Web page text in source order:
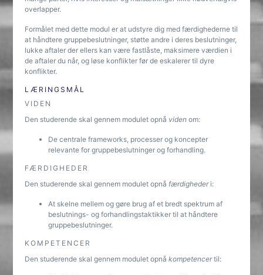
overlapper.
Formålet med dette modul er at udstyre dig med færdighederne til
at håndtere gruppebeslutninger, støtte andre i deres beslutninger,
lukke aftaler der ellers kan være fastlåste, maksimere værdien i
de aftaler du når, og løse konflikter før de eskalerer til dyre
konflikter.
LÆRINGSMÅL
VIDEN
Den studerende skal gennem modulet opnå viden om:
De centrale frameworks, processer og koncepter
relevante for gruppebeslutninger og forhandling.
FÆRDIGHEDER
Den studerende skal gennem modulet opnå færdighederi:
At skelne mellem og gøre brug af et bredt spektrum af
beslutnings- og forhandlingstaktikker til at håndtere
gruppebeslutninger.
KOMPETENCER
Den studerende skal gennem modulet opnåkompetencertil: